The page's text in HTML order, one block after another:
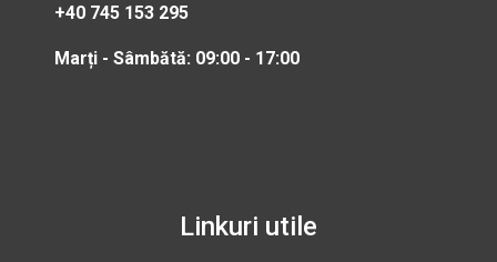
+40 745 153 295
Marți - Sâmbătă: 09:00 - 17:00
Linkuri utile